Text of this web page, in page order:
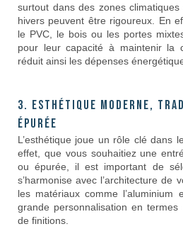
surtout dans des zones
hivers peuvent être rigoureux. En
le PVC, le bois ou les portes
pour leur capacité à maintenir la
réduit ainsi les dépenses
3. Esthétique moderne,
épurée
L’esthétique joue un rôle clé dans
effet, que vous souhaitiez une
ou épurée, il est important de
s’harmonise avec l’architecture de
les matériaux comme
grande personnalisation en
de finitions.